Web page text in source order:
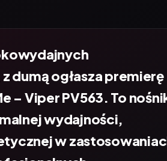
ogłasza premierę
– Viper PV563. To nośniki
wydajności,
w zastosowaniach